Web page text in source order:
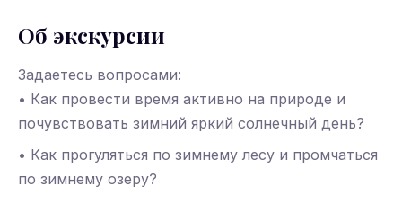
Об экскурсии
Задаетесь вопросами:
• Как провести время активно на природе и
почувствовать зимний яркий солнечный день?
• Как прогуляться по зимнему лесу и промчаться
по зимнему озеру?